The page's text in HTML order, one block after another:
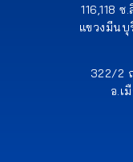
116,118
แขวงมีนบุ
322/2
อ.เ